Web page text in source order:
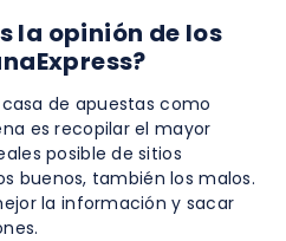
la opinión de los
de apuestas como
es recopilar el mayor
posible de sitios
buenos, también los malos.
la información y sacar